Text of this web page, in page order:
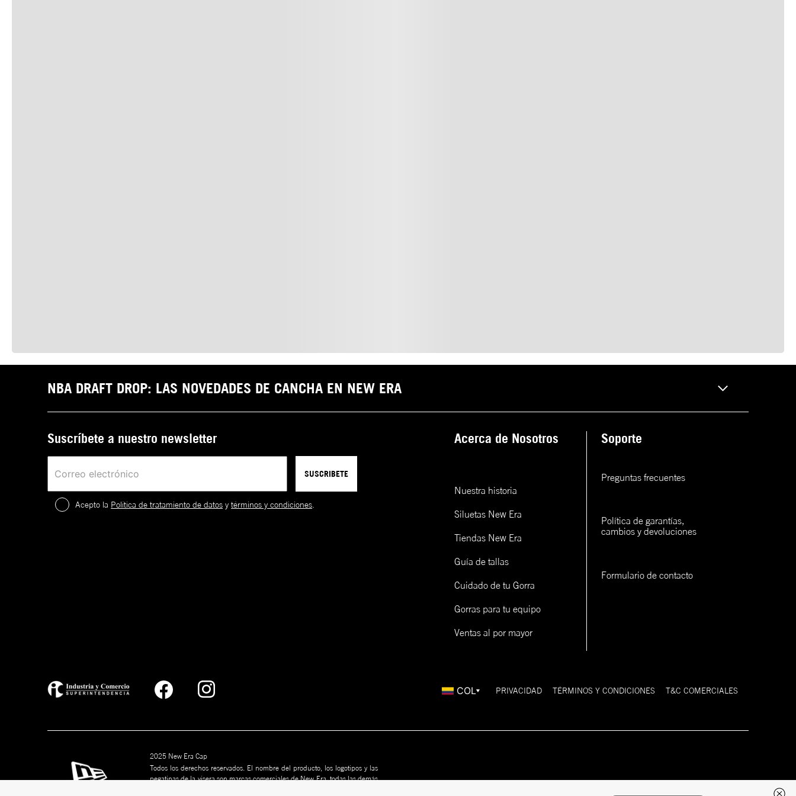
NBA DRAFT DROP: LAS NOVEDADES DE CANCHA EN NEW ERA
Suscríbete a nuestro newsletter
SUSCRIBETE
Acepto la Política de tratamiento de datos ytérminos y condiciones
Acerca de Nosotros
Nuestra historia
Siluetas New Era
Tiendas New Era
Guía de tallas
Cuidado de tu Gorra
Gorras para tu equipo
Ventas al por mayor
Soporte
Preguntas frecuentes
Política de garantías,
cambios y devoluciones
Formulario de contacto
COL PRIVACIDAD TÉRMINOS Y CONDICIONES T&C COMERCIALES
2025 New Era Cap
Todos los derechos reservados. El nombre del producto, los logotipos y las
pegatinas de la visera son marcas comerciales de New Era, todas las demás